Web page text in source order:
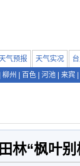
气预报 天气实况
柳州 百色 河池 来宾
林“枫叶别